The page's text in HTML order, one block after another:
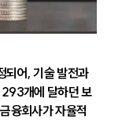
되어, 기술 발전과
293개에 달하던 보
융회사가 자율적